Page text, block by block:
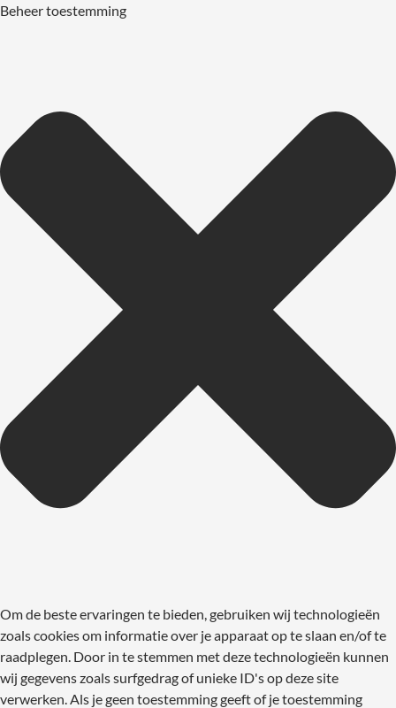
Beheer toestemming
Om de beste ervaringen te bieden, gebruiken wij technologieën
zoals cookies om informatie over je apparaat op te slaan en/of te
raadplegen. Door in te stemmen met deze technologieën kunnen
wij gegevens zoals surfgedrag of unieke ID's op deze site
verwerken. Als je geen toestemming geeft of je toestemming